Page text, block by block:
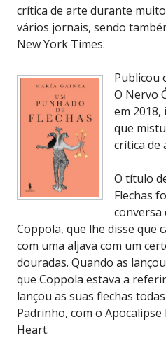
crítica de arte durante
vários jornais, sendo
New York Times.
Publicou
O Nervo
em
que
crítica de
O título
Flechas
conversa
Coppola, que lhe disse que
com uma aljava com um
douradas. Quando as
que Coppola estava a
lançou as suas flechas
Padrinho, com o
Heart.